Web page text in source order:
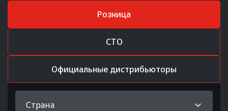
Розница
СТО
Официальные дистрибьюторы
Страна